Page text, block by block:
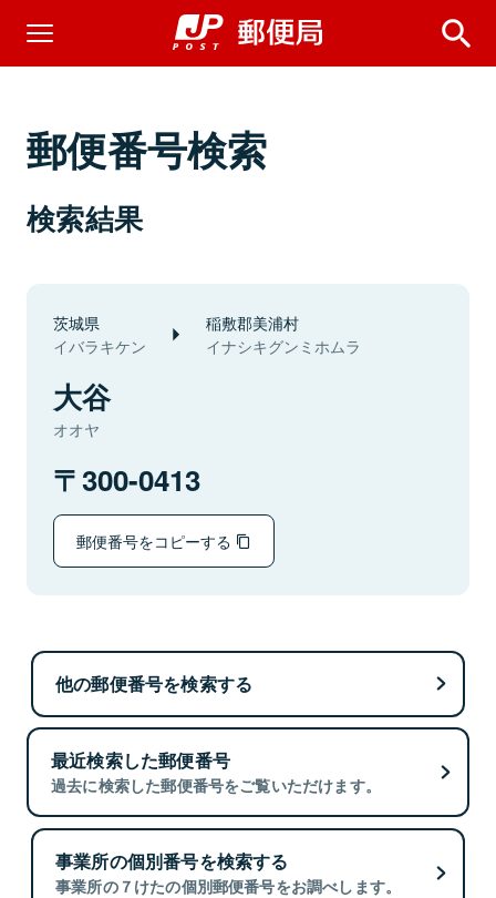
郵便番号検索
検索結果
茨城県
イバラキケン
稲敷郡美浦村
イナシキグンミホムラ
大谷
オオヤ
300-0413
郵便番号をコピーする
他の郵便番号を検索する
最近検索した郵便番号
過去に検索した郵便番号をご覧いただけます。
事業所の個別番号を検索する
事業所の７けたの個別郵便番号をお調べします。